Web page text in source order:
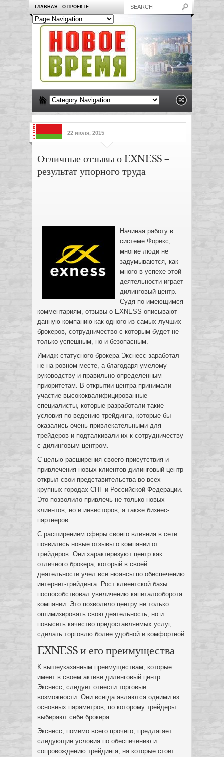
ГЛАВНАЯ О ПРОЕКТЕ
22 июля, 2015
Отличные отзывы о EXNESS –
результат упорного труда
Начиная работу в
системе Форекс,
многие люди не
задумываются, как
много в успехе этой
деятельности играет
дилинговый центр.
Судя по имеющимся
комментариям, отзывы о EXNESS описывают
данную компанию как одного из самых лучших
брокеров, сотрудничество с которым будет не
только успешным, но и безопасным.
Имидж статусного брокера Экснесс заработал
не на ровном месте, а благодаря умелому
руководству и правильно определенным
приоритетам. В открытии центра принимали
участие высококвалифицированные
специалисты, которые разработали такие
условия по ведению трейдинга, которые бы
оказались очень привлекательными для
трейдеров и подталкивали их к сотрудничеству
с дилинговым центром.
С целью расширения своего присутствия и
привлечения новых клиентов дилинговый центр
открыл свои представительства во всех
крупных городах СНГ и Российской Федерации.
Это позволило привлечь не только новых
клиентов, но и инвесторов, а также бизнес-
партнеров.
С расширением сферы своего влияния в сети
появились новые отзывы о компании от
трейдеров. Они характеризуют центр как
отличного брокера, который в своей
деятельности учел все нюансы по обеспечению
интернет-трейдинга. Рост клиентской базы
поспособствовал увеличению капиталооборота
компании. Это позволило центру не только
оптимизировать свою деятельность, но и
повысить качество предоставляемых услуг,
сделать торговлю более удобной и комфортной.
EXNESS и его преимущества
К вышеуказанным преимуществам, которые
имеет в своем активе дилинговый центр
Экснесс, следует отнести торговые
возможности. Они всегда являются одними из
основных параметров, по которому трейдеры
выбирают себе брокера.
Экснесс, помимо всего прочего, предлагает
следующие условия по обеспечению и
сопровождению трейдинга, на которые стоит